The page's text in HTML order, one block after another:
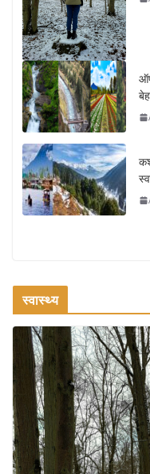
रामेश्वरम यात्रा गाइड:
July 30, 2026 1
स्वास्थ्य